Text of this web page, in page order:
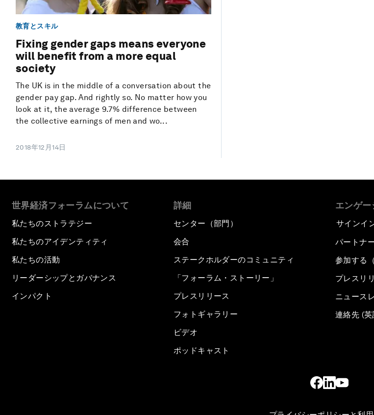
教育とスキル
Fixing gender gaps means everyone
will benefit from a more equal
society
The UK is in the middle of a conversation about the
gender pay gap. And rightly so. No matter how you
look at it, the average 9.7% difference between
the collective earnings of men and wo...
2018年12月14日
世界経済フォーラムについて
私たちのストラテジー
私たちのアイデンティティ
私たちの活動
リーダーシップとガバナンス
インパクト
詳細
センター（部門）
会合
ステークホルダーのコミュニティ
「フォーラム・ストーリー」
プレスリリース
フォトギャラリー
ビデオ
ポッドキャスト
エンゲー
サインイ
パートナ
参加する
プレスリ
ニュース
連絡先 (